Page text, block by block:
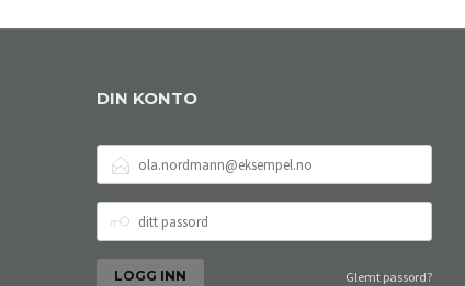
DIN KONTO
POSTADRESSE
PASSORD
Glemt passord?